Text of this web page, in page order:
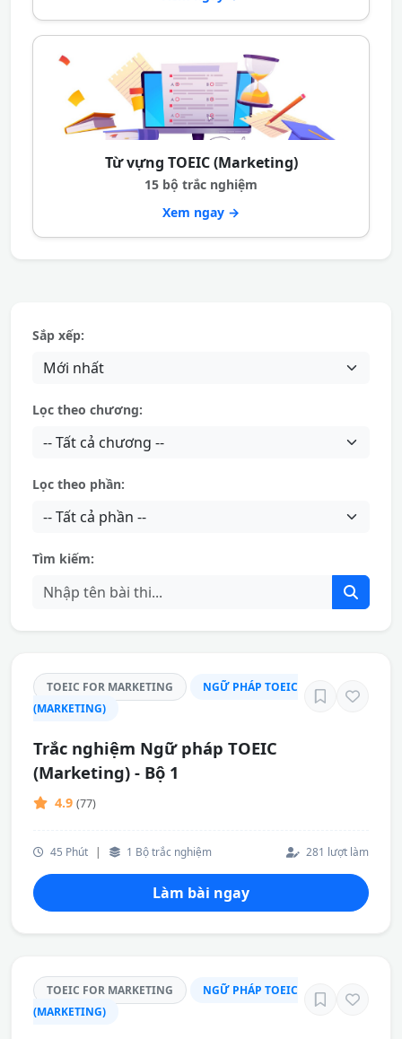
Từ vựng TOEIC (Marketing)
15 bộ trắc nghiệm
Xem ngay →
Sắp xếp:
Lọc theo chương:
Lọc theo phần:
Tìm kiếm:
TOEIC FOR MARKETING
NGỮ PHÁP TOEIC
(MARKETING)
Trắc nghiệm Ngữ pháp TOEIC
(Marketing) - Bộ 1
4.9 (77)
45 Phút | 1 Bộ trắc nghiệm 281 lượt làm
Làm bài ngay
TOEIC FOR MARKETING
NGỮ PHÁP TOEIC
(MARKETING)